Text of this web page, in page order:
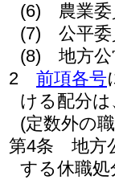
(6)
農業
(7)
公平
(8)
地方
2
前項各号
ける配分
(定数外の
第4条
地方
する休職